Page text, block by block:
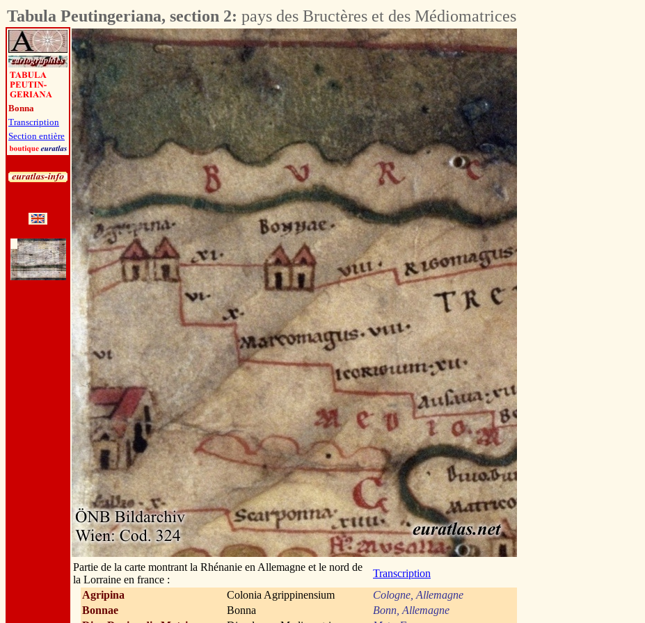
Tabula Peutingeriana, section 2: pays des Bructères et des Médiomatrices
Bonna
Transcription
Section entière
Partie de la carte montrant la Rhénanie en Allemagne et le nord de
la Lorraine en france :
Transcription
Agripina
Colonia Agrippinensium
Cologne, Allemagne
Bonnae
Bonna
Bonn, Allemagne